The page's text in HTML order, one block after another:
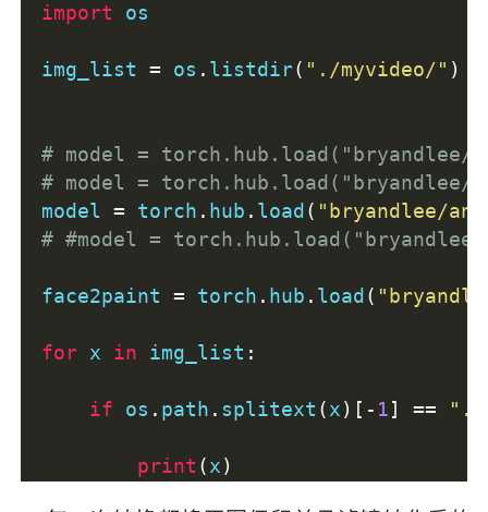
import os
img_list = os . listdir( "./myvideo/" )
# model =
# model = torch.hub.load("bryandlee/
model = torch . hub . load ( "bryandlee/
# #model =
face2paint = torch . hub . load (
for x in img_list :
if os . path . splitext (x)[- 1] ==
print (x)